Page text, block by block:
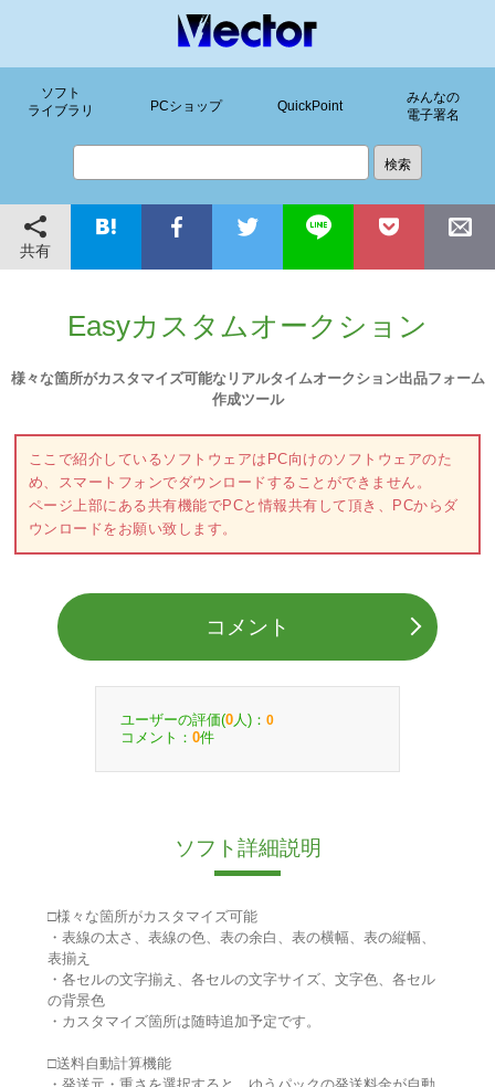
ソフト
ライブラリ
PCショップ QuickPoint
みんなの
電子署名
共有
Easyカスタムオークション
様々な箇所がカスタマイズ可能なリアルタイムオークション出品フォーム
作成ツール
ここで紹介しているソフトウェアはPC向けのソフトウェアのた
め、スマートフォンでダウンロードすることができません。
ページ上部にある共有機能でPCと情報共有して頂き、PCからダ
ウンロードをお願い致します。
コメント
ユーザーの評価(0 人)： 0
コメント： 0件
ソフト詳細説明
□様々な箇所がカスタマイズ可能
・表線の太さ、表線の色、表の余白、表の横幅、表の縦幅、
表揃え
・各セルの文字揃え、各セルの文字サイズ、文字色、各セル
の背景色
・カスタマイズ箇所は随時追加予定です。
□送料自動計算機能